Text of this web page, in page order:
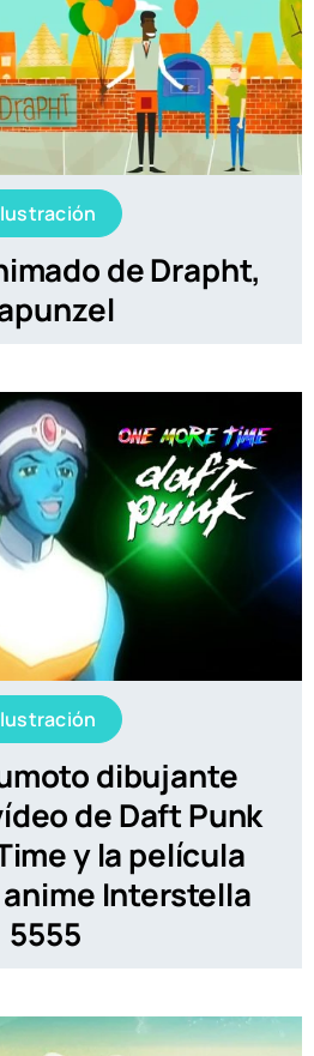
de Drapht,
dibujante
de Daft Punk
y la película
Interstella
5555